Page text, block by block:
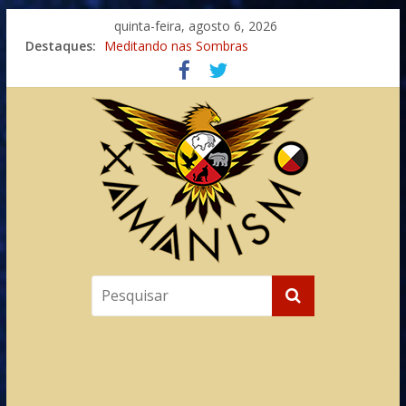
quinta-feira, agosto 6, 2026
Destaques: Meditando nas Sombras
Autosuficiência: A Jornada do Espírito Ancestral
Xamanismo Universal
Totens – Caminho Espiritual – Crescimento
Imaginação na Cura